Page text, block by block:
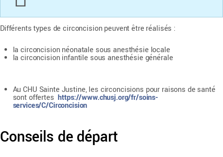
Différents types de circoncision peuvent être réalisés :
la circoncision néonatale sous anesthésie locale
la circoncision infantile sous anesthésie générale
Au CHU Sainte Justine, les circoncisions pour raisons de santé
sont offerteshttps://www.chusj.org/fr/soins-
services/C/Circoncision
Conseils de départ